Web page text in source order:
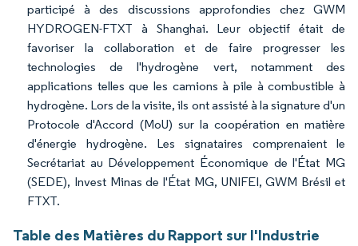
participé à des discussions approfondies chez GWM
HYDROGEN-FTXT à Shanghai. Leur objectif était de
favoriser la collaboration et de faire progresser les
technologies de l'hydrogène vert, notamment des
applications telles que les camions à pile à combustible à
hydrogène. Lors de la visite, ils ont assisté à la signature d'un
Protocole d'Accord (MoU) sur la coopération en matière
d'énergie hydrogène. Les signataires comprenaient le
Secrétariat au Développement Économique de l'État MG
(SEDE), Invest Minas de l'État MG, UNIFEI, GWM Brésil et
FTXT.
Table des Matières du Rapport sur l'Industrie